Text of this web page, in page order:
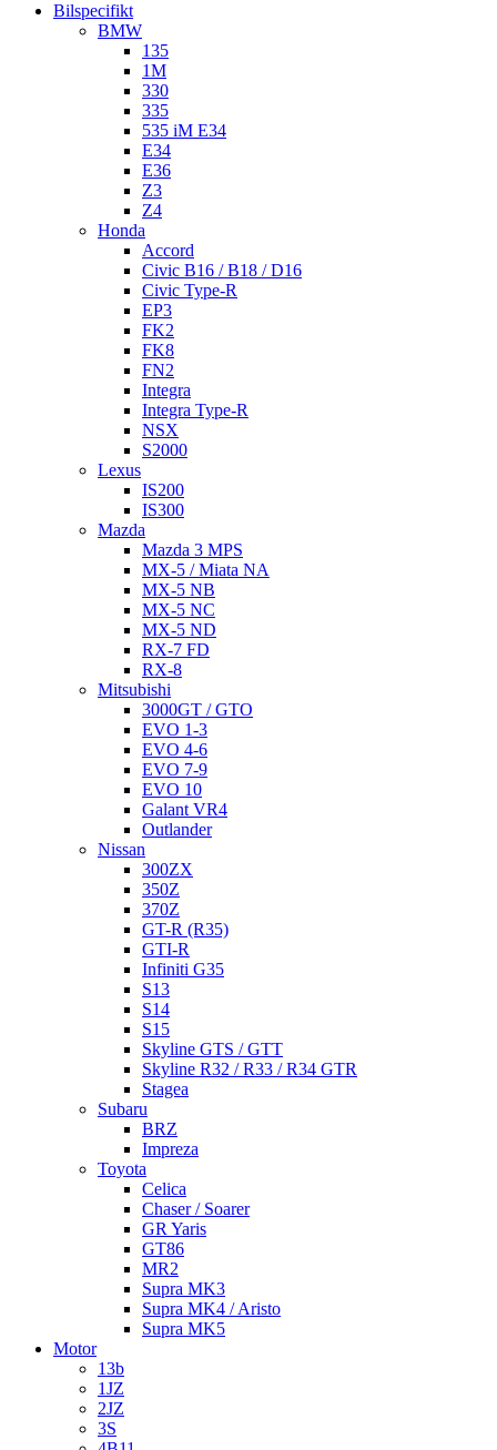
Bilspecifikt
BMW
135
1M
330
335
535 iM E34
E34
E36
Z3
Z4
Honda
Accord
Civic B16 / B18 / D16
Civic Type-R
EP3
FK2
FK8
FN2
Integra
Integra Type-R
NSX
S2000
Lexus
IS200
IS300
Mazda
Mazda 3 MPS
MX-5 / Miata NA
MX-5 NB
MX-5 NC
MX-5 ND
RX-7 FD
RX-8
Mitsubishi
3000GT / GTO
EVO 1-3
EVO 4-6
EVO 7-9
EVO 10
Galant VR4
Outlander
Nissan
300ZX
350Z
370Z
GT-R (R35)
GTI-R
Infiniti G35
S13
S14
S15
Skyline GTS / GTT
Skyline R32 / R33 / R34 GTR
Stagea
Subaru
BRZ
Impreza
Toyota
Celica
Chaser / Soarer
GR Yaris
GT86
MR2
Supra MK3
Supra MK4 / Aristo
Supra MK5
Motor
13b
1JZ
2JZ
3S